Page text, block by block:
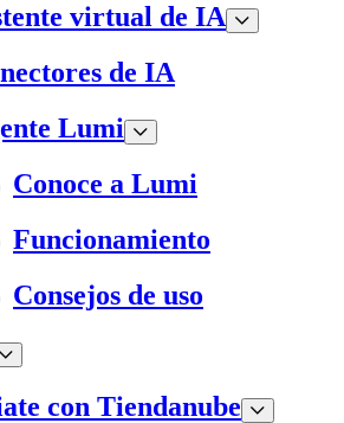
virtual de IA
de IA
Lumi
Conoce a Lumi
Funcionamiento
Consejos de uso
con Tiendanube